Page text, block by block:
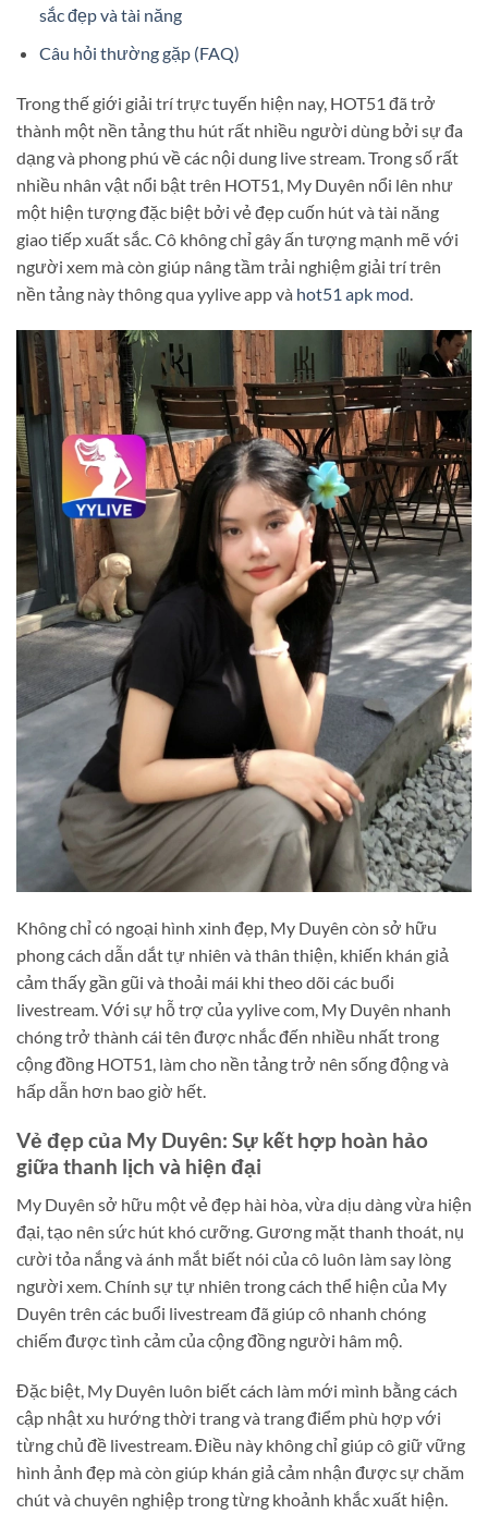
sắc đẹp và tài năng
Câu hỏi thường gặp (FAQ)
Trong thế giới giải trí trực tuyến hiện nay, HOT51 đã trở
thành một nền tảng thu hút rất nhiều người dùng bởi sự đa
dạng và phong phú về các nội dung live stream. Trong số rất
nhiều nhân vật nổi bật trên HOT51, My Duyên nổi lên như
một hiện tượng đặc biệt bởi vẻ đẹp cuốn hút và tài năng
giao tiếp xuất sắc. Cô không chỉ gây ấn tượng mạnh mẽ với
người xem mà còn giúp nâng tầm trải nghiệm giải trí trên
nền tảng này thông qua yylive app và hot51 apk mod.
Không chỉ có ngoại hình xinh đẹp, My Duyên còn sở hữu
phong cách dẫn dắt tự nhiên và thân thiện, khiến khán giả
cảm thấy gần gũi và thoải mái khi theo dõi các buổi
livestream. Với sự hỗ trợ của yylive com, My Duyên nhanh
chóng trở thành cái tên được nhắc đến nhiều nhất trong
cộng đồng HOT51, làm cho nền tảng trở nên sống động và
hấp dẫn hơn bao giờ hết.
Vẻ đẹp của My Duyên: Sự kết hợp hoàn hảo
giữa thanh lịch và hiện đại
My Duyên sở hữu một vẻ đẹp hài hòa, vừa dịu dàng vừa hiện
đại, tạo nên sức hút khó cưỡng. Gương mặt thanh thoát, nụ
cười tỏa nắng và ánh mắt biết nói của cô luôn làm say lòng
người xem. Chính sự tự nhiên trong cách thể hiện của My
Duyên trên các buổi livestream đã giúp cô nhanh chóng
chiếm được tình cảm của cộng đồng người hâm mộ.
Đặc biệt, My Duyên luôn biết cách làm mới mình bằng cách
cập nhật xu hướng thời trang và trang điểm phù hợp với
từng chủ đề livestream. Điều này không chỉ giúp cô giữ vững
hình ảnh đẹp mà còn giúp khán giả cảm nhận được sự chăm
chút và chuyên nghiệp trong từng khoảnh khắc xuất hiện.